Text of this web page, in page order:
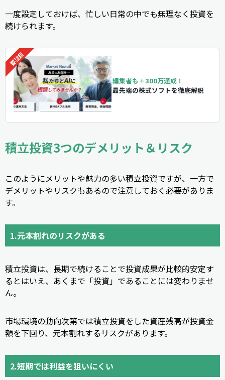
一度設定しておけば、忙しい日常の中でも無理なく投資を
続けられます。
編集者も＋300万達成！
最先端の株式ソフトを徹底解説
積立投資3つのデメリット＆リスク
このようにメリットや魅力の多い積立投資ですが、一方で
デメリットやリスクもあるので注意しておく必要がありま
す。
1.元本割れのリスクがある
積立投資は、長期で続けることで投資成果が比較的安定す
るとはいえ、あくまで「投資」であることには変わりませ
ん。
市場環境の動向次第では積立投資をした資産残高が投資金
額を下回り、元本割れするリスクがあります。
2.短期では利益を狙いにくい